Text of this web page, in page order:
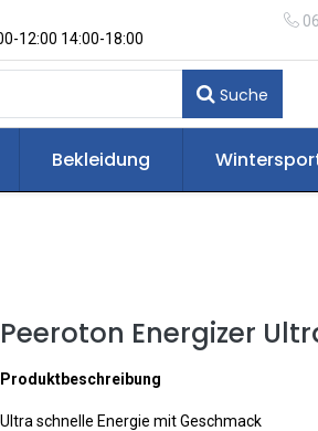
12:00 14:00-18:00
Suche
Bekleidung
Peeroton Energizer
Produktbeschreibung
Ultra schnelle Energie mit Geschmack